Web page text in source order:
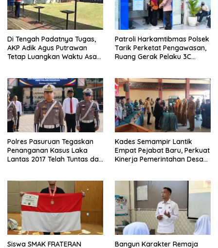
Di Tengah Padatnya Tugas,
AKP Adik Agus Putrawan
Tetap Luangkan Waktu Asah
Patroli Harkamtibmas Polsek
Tarik Perketat Pengawasan,
Ruang Gerak Pelaku 3C
Polres Pasuruan Tegaskan
Penanganan Kasus Laka
Lantas 2017 Telah Tuntas dan
Kades Semampir Lantik
Empat Pejabat Baru, Perkuat
Kinerja Pemerintahan Desa
Siswa SMAK FRATERAN Bangun Karakter Remaja